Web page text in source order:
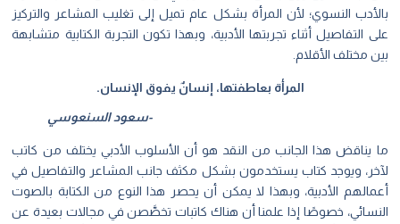
بالأدب النسوي؛ لأن المرأة بشكل عام تميل إلى تغليب المشاعر والتركيز
على التفاصيل أثناء تجربتها الأدبية، وبهذا تكون التجربة الكتابية متشابهة
بين مختلف الأقلام.
المرأة بعاطفتها، إنسانٌ يفوق الإنسان.
-سعود السنعوسي
ما يناقض هذا الجانب من النقد هو أن الأسلوب الأدبي يختلف من كاتب
لآخر، ويوجد كتاب يستخدمون بشكل مكثف جانب المشاعر والتفاصيل في
أعمالهم الأدبية، وبهذا لا يمكن أن يحصر هذا النوع من الكتابة بالصوت
النسائي، خصوصًا إذا علمنا أن هناك كاتبات تخصَّصن في مجالات بعيدة عن